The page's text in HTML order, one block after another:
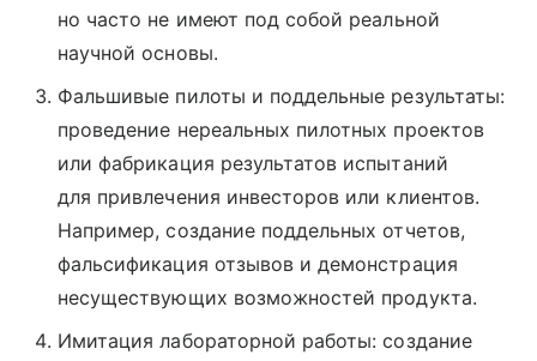
но часто не имеют под собой реальной
научной основы.
Фальшивые пилоты и поддельные результаты:
проведение нереальных пилотных проектов
или фабрикация результатов испытаний
для привлечения инвесторов или клиентов.
Например, создание поддельных отчетов,
фальсификация отзывов и демонстрация
несуществующих возможностей продукта.
Имитация лабораторной работы: создание